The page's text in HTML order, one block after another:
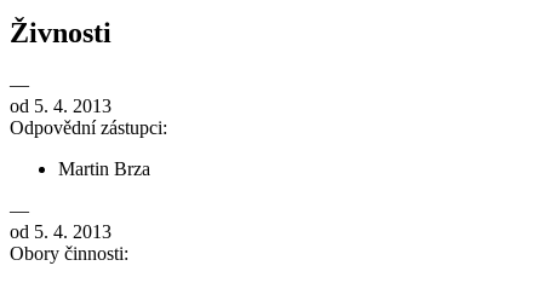
Živnosti
—
od 5. 4. 2013
Odpovědní zástupci:
Martin Brza
—
od 5. 4. 2013
Obory činnosti: